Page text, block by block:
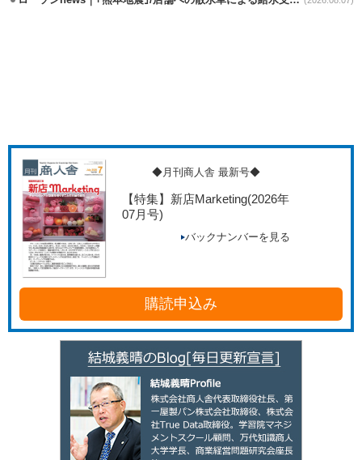
◆月刊商人舎 最新号◆
【特集】新店Marketing(2026年
07月号)
バックナンバーを見る
購読申込み